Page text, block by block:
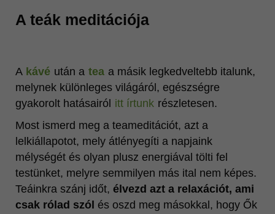
A teák meditációja
A kávé után a tea a másik legkedveltebb italunk,
melynek különleges világáról, egészségre
gyakorolt hatásairól itt írtunk részletesen.
Most ismerd meg a teameditációt, azt a
lelkiállapotot, mely átlényegíti a napjaink
mélységét és olyan plusz energiával tölti fel
testünket, melyre semmilyen más ital nem képes.
Teáinkra szánj időt, élvezd azt a relaxációt, ami
csak rólad szól és oszd meg másokkal, hogy Ők